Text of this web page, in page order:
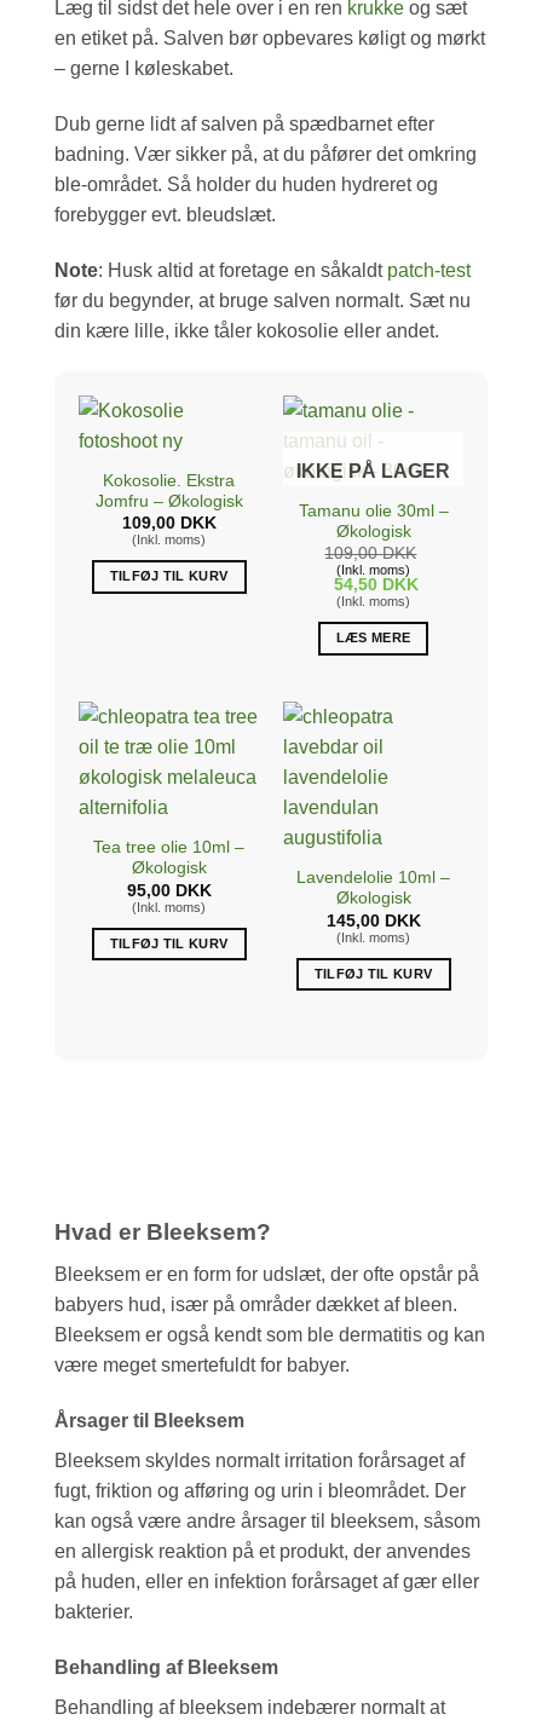
Læg til sidst det hele over i en ren krukke og sæt
en etiket på. Salven bør opbevares køligt og mørkt
– gerne I køleskabet.
Dub gerne lidt af salven på spædbarnet efter
badning. Vær sikker på, at du påfører det omkring
ble-området. Så holder du huden hydreret og
forebygger evt. bleudslæt.
Note: Husk altid at foretage en såkaldt patch-test
før du begynder, at bruge salven normalt. Sæt nu
din kære lille, ikke tåler kokosolie eller andet.
Kokosolie. Ekstra
Jomfru – Økologisk
109,00 DKK
(Inkl. moms)
TILFØJ TIL KURV
IKKE PÅ LAGER
Tamanu olie 30ml –
Økologisk
109,00DKK
(Inkl. moms)
54,50 DKK
(Inkl. moms)
LÆS MERE
Tea tree olie 10ml –
Økologisk
95,00 DKK
(Inkl. moms)
TILFØJ TIL KURV
Lavendelolie 10ml –
Økologisk
145,00 DKK
(Inkl. moms)
TILFØJ TIL KURV
Hvad er Bleeksem?
Bleeksem er en form for udslæt, der ofte opstår på
babyers hud, især på områder dækket af bleen.
Bleeksem er også kendt som ble dermatitis og kan
være meget smertefuldt for babyer.
Årsager til Bleeksem
Bleeksem skyldes normalt irritation forårsaget af
fugt, friktion og afføring og urin i bleområdet. Der
kan også være andre årsager til bleeksem, såsom
en allergisk reaktion på et produkt, der anvendes
på huden, eller en infektion forårsaget af gær eller
bakterier.
Behandling af Bleeksem
Behandling af bleeksem indebærer normalt at